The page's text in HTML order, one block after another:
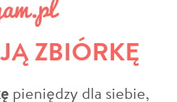
ZBIÓRKĘ
pieniędzy dla siebie,